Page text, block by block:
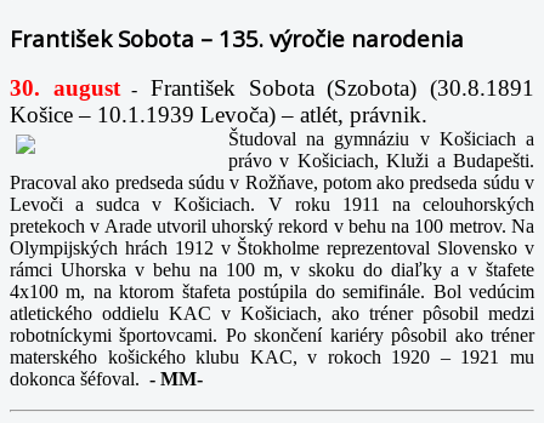
František Sobota – 135. výročie narodenia
30. august-
František Sobota (Szobota) (30.8.1891
Košice – 10.1.1939 Levoča) – atlét, právnik.
Študoval na gymnáziu v Košiciach a
právo v Košiciach, Kluži a Budapešti.
Pracoval ako predseda súdu v Rožňave, potom ako predseda súdu v
Levoči a sudca v Košiciach. V roku 1911 na celouhorských
pretekoch v Arade utvoril uhorský rekord v behu na 100 metrov. Na
Olympijských hrách 1912 v Štokholme reprezentoval Slovensko v
rámci Uhorska v behu na 100 m, v skoku do diaľky a v štafete
4x100 m, na ktorom štafeta postúpila do semifinále. Bol vedúcim
atletického oddielu KAC v Košiciach, ako tréner pôsobil medzi
robotníckymi športovcami. Po skončení kariéry pôsobil ako tréner
materského košického klubu KAC, v rokoch 1920 – 1921 mu
dokonca šéfoval. - MM-